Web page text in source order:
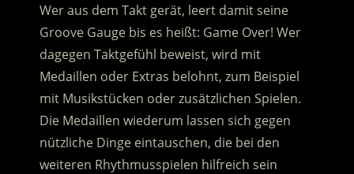
Wer aus dem Takt gerät, leert damit seine
Groove Gauge bis es heißt: Game Over! Wer
dagegen Taktgefühl beweist, wird mit
Medaillen oder Extras belohnt, zum Beispiel
mit Musikstücken oder zusätzlichen Spielen.
Die Medaillen wiederum lassen sich gegen
nützliche Dinge eintauschen, die bei den
weiteren Rhythmusspielen hilfreich sein